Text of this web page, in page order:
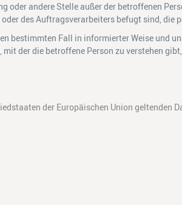
andere Stelle außer der betroffenen
des Auftragsverarbeiters befugt sind, die
Fall in informierter Weise und
der die betroffene Person zu verstehen
der Europäischen Union geltenden